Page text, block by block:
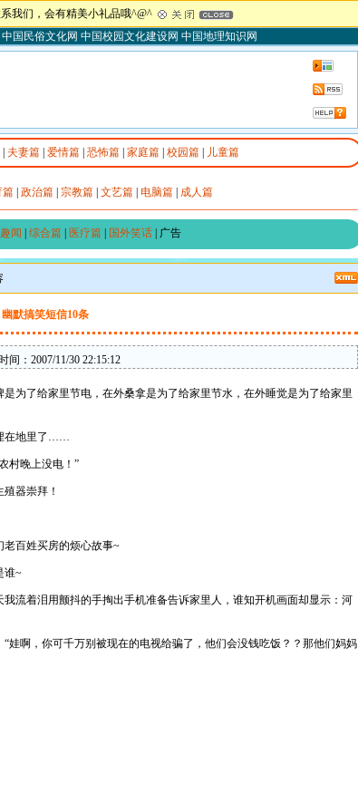
我们，会有精美小礼品哦^@^
中国民俗文化网 中国校园文化建设网 中国地理知识网
夫妻篇 爱情篇 恐怖篇 家庭篇 校园篇 儿童篇
篇 政治篇 宗教篇 文艺篇 电脑篇 成人篇
闻 综合篇 医疗篇 国外笑话 广告
幽默搞笑短信10条
间：2007/11/30 22:15:12
为了给家里节电，在外桑拿是为了给家里节水，在外睡觉是为了给家里
在地里了……
村晚上没电！”
器崇拜！
百姓买房的烦心故事~
谁~
流着泪用颤抖的手掏出手机准备告诉家里人，谁知开机画面却显示：河
娃啊，你可千万别被现在的电视给骗了，他们会没钱吃饭？？那他们妈妈